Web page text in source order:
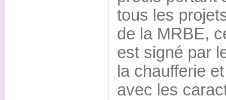
tous les
de la MRBE,
est signé par
la chaufferie
avec les